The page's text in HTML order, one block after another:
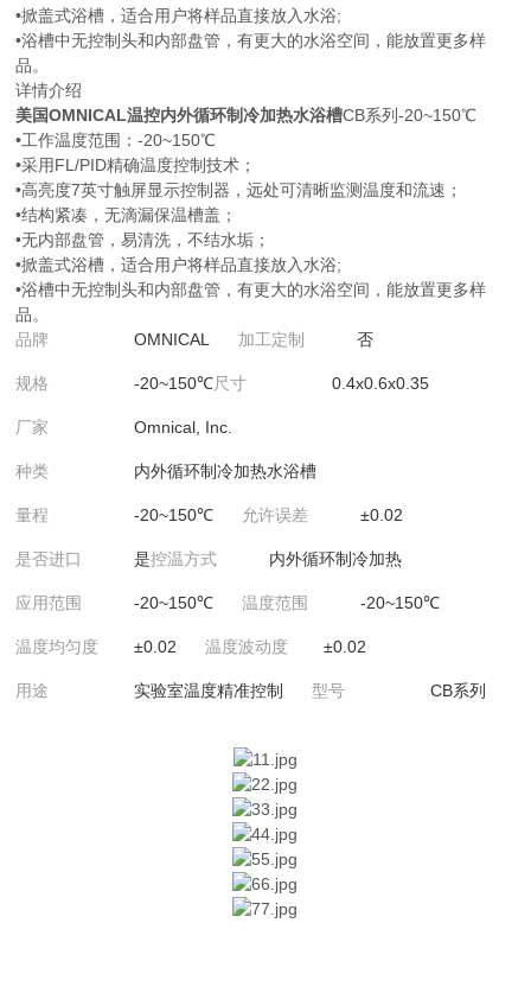
•掀盖式浴槽，适合用户将样品直接放入水浴;
•浴槽中无控制头和内部盘管，有更大的水浴空间，能放置更多样
品。
详情介绍
美国OMNICAL温控内外循环制冷加热水浴槽CB系列-20~150℃
•工作温度范围：-20~150℃
•采用FL/PID精确温度控制技术；
•高亮度7英寸触屏显示控制器，远处可清晰监测温度和流速；
•结构紧凑，无滴漏保温槽盖；
•无内部盘管，易清洗，不结水垢；
•掀盖式浴槽，适合用户将样品直接放入水浴;
•浴槽中无控制头和内部盘管，有更大的水浴空间，能放置更多样
品。
品牌
OMNICAL 加工定制 否
规格 -20~150℃尺寸 0.4x0.6x0.35
厂家 Omnical, Inc.
种类 内外循环制冷加热水浴槽
量程 -20~150℃ 允许误差 ±0.02
是否进口 是控温方式 内外循环制冷加热
应用范围 -20~150℃ 温度范围 -20~150℃
温度均匀度 ±0.02 温度波动度 ±0.02
用途 实验室温度精准控制 型号 CB系列